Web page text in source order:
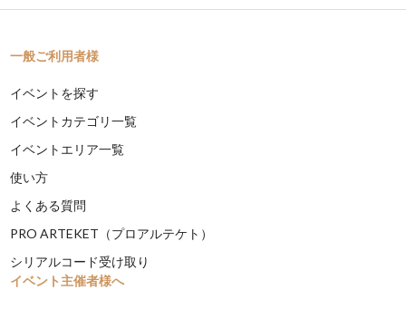
一般ご利用者様
イベントを探す
イベントカテゴリ一覧
イベントエリア一覧
使い方
よくある質問
PRO ARTEKET（プロアルテケト）
シリアルコード受け取り
イベント主催者様へ